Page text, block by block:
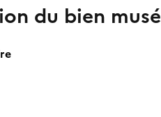
du bien